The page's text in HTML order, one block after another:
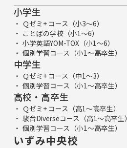
小学生
Ｑゼミ+ コース（小3～6）
ことばの学校（小1～6）
小学英語YOM-TOX（小1～6）
個別学習コース（小1～高卒生）
中学生
Ｑゼミ+ コース（中1～3）
個別学習コース（小1～高卒生）
高校・高卒生
Ｑゼミ+ コース（高1～高卒生）
駿台Diverseコース（高1～高卒生）
個別学習コース（小1～高卒生）
いずみ中央校